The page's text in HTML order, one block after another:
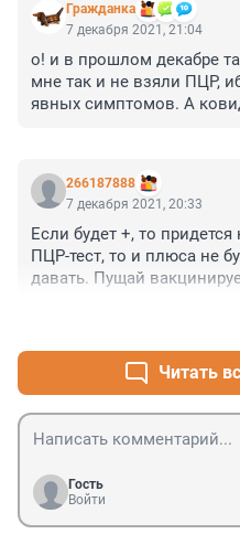
Гражданкa
7 декабря 2021, 21:04
о! и в прошлом декабре
мне так и не взяли ПЦР,
явных симптомов. А
266187888
7 декабря 2021, 20:33
Если будет +, то
ПЦР-тест, то и плюса не
давать. Пущай
Читать
Гость
Войти